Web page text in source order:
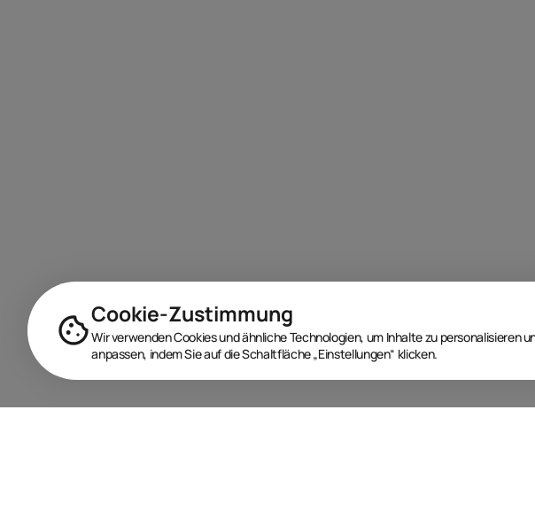
Cookie-Zustimmung
Wir verwenden Cookies und ähnliche Technologien, um Inhalte zu personalisieren
anpassen, indem Sie auf die Schaltfläche „Einstellungen“ klicken.